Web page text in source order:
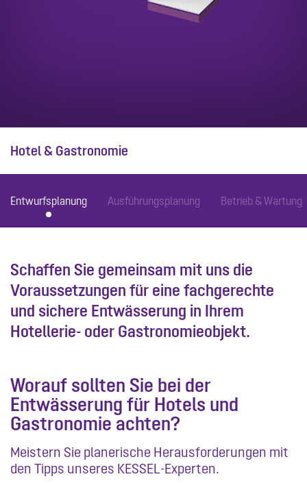
Hotel & Gastronomie
Entwurfsplanung Ausführungsplanung Betrieb & Wartung
Schaffen Sie gemeinsam mit uns die
Voraussetzungen für eine fachgerechte
und sichere Entwässerung in Ihrem
Hotellerie- oder Gastronomieobjekt.
Worauf sollten Sie bei der
Entwässerung für Hotels und
Gastronomie achten?
Meistern Sie planerische Herausforderungen mit
den Tipps unseres KESSEL-Experten.